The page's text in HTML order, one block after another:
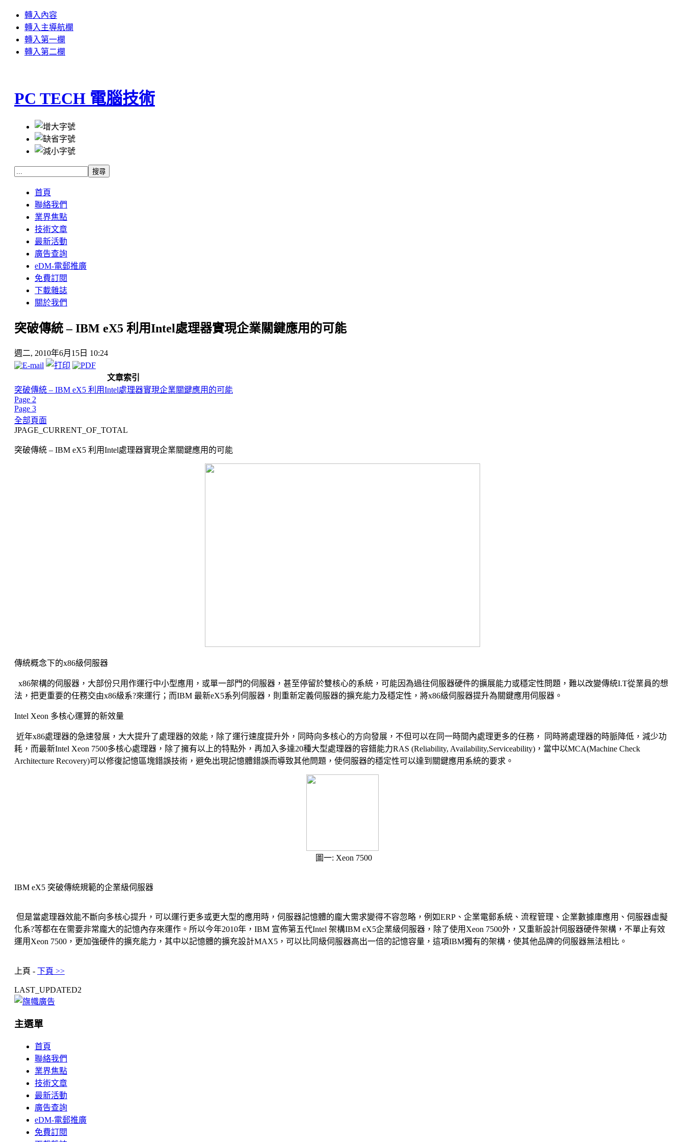
轉入內容
轉入主導航欄
轉入第一欄
轉入第二欄
PC TECH 電腦技術
首頁
聯絡我們
業界焦點
技術文章
最新活動
廣告查詢
eDM-電郵推廣
免費訂閱
下載雜誌
關於我們
突破傳統 – IBM eX5 利用Intel處理器實現企業關鍵應用的可能
週二, 2010年6月15日 10:24
文章索引
突破傳統 – IBM eX5 利用Intel處理器實現企業關鍵應用的可能
Page 2
Page 3
全部頁面
JPAGE_CURRENT_OF_TOTAL
突破傳統 – IBM eX5 利用Intel處理器實現企業關鍵應用的可能
傳統概念下的x86級伺服器
x86架構的伺服器，大部份只用作運行中小型應用，或單一部門的伺服器，甚至停留於雙核心的系統，可能因為過往伺服器硬件的擴展能力或穩定性問題，難以改變傳統I.T從業員的想
法，把更重要的任務交由x86級系?來運行；而IBM 最新eX5系列伺服器，則重新定義伺服器的擴充能力及穩定性，將x86級伺服器提升為關鍵應用伺服器。
Intel Xeon 多核心運算的新效量
近年x86處理器的急速發展，大大提升了處理器的效能，除了運行速度提升外，同時向多核心的方向發展，不但可以在同一時間內處理更多的任務， 同時將處理器的時脈降低，減少功
耗，而最新Intel Xeon 7500多核心處理器，除了擁有以上的特點外，再加入多達20種大型處理器的容錯能力RAS (Reliability, Availability,Serviceability)，當中以MCA(Machine Check
Architecture Recovery)可以修復記憶區塊錯誤技術，避免出現記憶體錯誤而導致其他問題，使伺服器的穩定性可以達到關鍵應用系統的要求。
圖一: Xeon 7500
IBM eX5 突破傳統規範的企業級伺服器
但是當處理器效能不斷向多核心提升，可以運行更多或更大型的應用時，伺服器記憶體的龐大需求變得不容忽略，例如ERP、企業電郵系統、流程管理、企業數據庫應用、伺服器虛擬
化系?等都在在需要非常龐大的記憶內存來運作。所以今年2010年，IBM 宣佈第五代Intel 架構IBM eX5企業級伺服器，除了使用Xeon 7500外，又重新設計伺服器硬件架構，不單止有效
運用Xeon 7500，更加強硬件的擴充能力，其中以記憶體的擴充設計MAX5，可以比同級伺服器高出一倍的記憶容量，這項IBM獨有的架構，使其他品牌的伺服器無法相比。
上頁 - 下頁 >>
LAST_UPDATED2
主選單
首頁
聯絡我們
業界焦點
技術文章
最新活動
廣告查詢
eDM-電郵推廣
免費訂閱